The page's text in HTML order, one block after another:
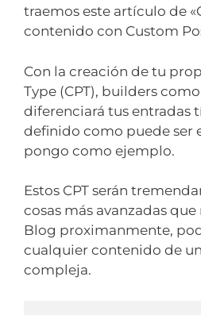
traemos este artículo de
contenido con Custom
Con la creación de tu
Type (CPT), builders
diferenciará tus entradas
definido como puede ser
pongo como ejemplo.
Estos CPT serán
cosas más avanzadas
Blog proximanmente,
cualquier contenido de
compleja.